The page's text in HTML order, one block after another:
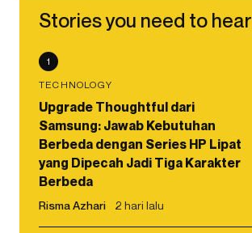
Stories you need to hear
1
TECHNOLOGY
Upgrade Thoughtful dari
Samsung: Jawab Kebutuhan
Berbeda dengan Series HP Lipat
yang Dipecah Jadi Tiga Karakter
Berbeda
Risma Azhari 2 hari lalu